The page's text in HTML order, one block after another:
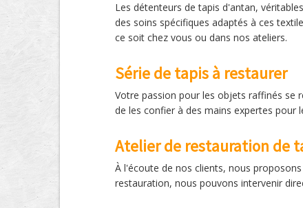
Les détenteurs de tapis d'antan,
des soins spécifiques adaptés à ces
ce soit chez vous ou dans nos ateliers.
Série de tapis à restaurer
Votre passion pour les objets raffinés se
de les confier à des mains expertes pour
Atelier de restauration de
À l'écoute de nos clients, nous
restauration, nous pouvons intervenir